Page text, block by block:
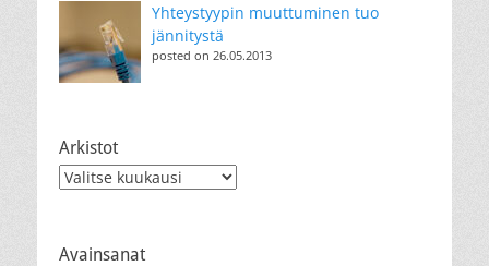
Yhteystyypin muuttuminen tuo
jännitystä
posted on 26.05.2013
Arkistot
Arkistot
Avainsanat